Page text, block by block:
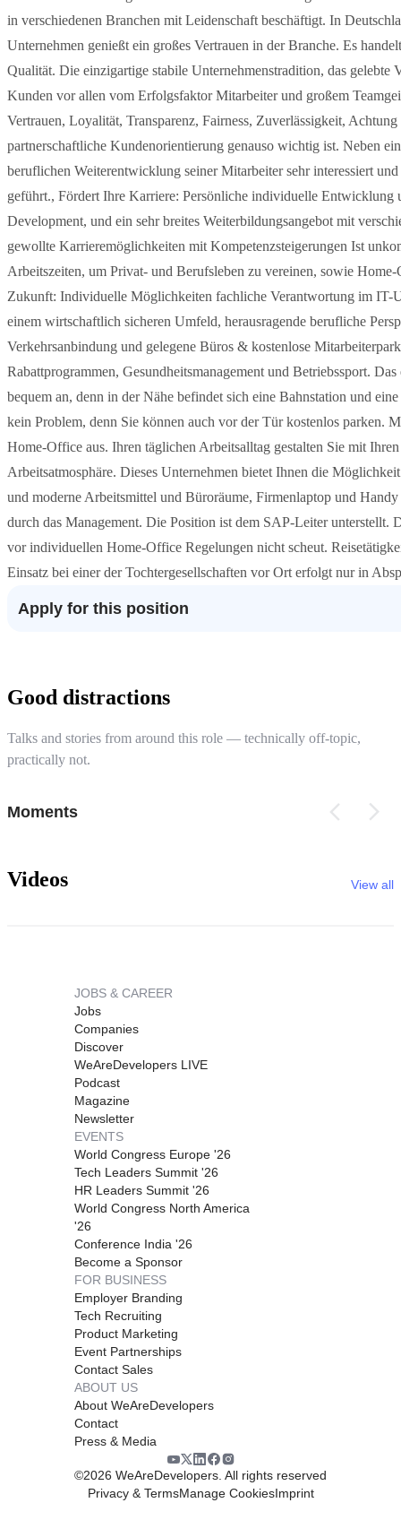
in verschiedenen Branchen mit Leidenschaft beschäftigt. In
Unternehmen genießt ein großes Vertrauen in der Branche. Es
Qualität. Die einzigartige stabile Unternehmenstradition, das
Kunden vor allen vom Erfolgsfaktor Mitarbeiter und großem
Vertrauen, Loyalität, Transparenz, Fairness, Zuverlässigkeit,
partnerschaftliche Kundenorientierung genauso wichtig ist. Neben
beruflichen Weiterentwicklung seiner Mitarbeiter sehr interessiert
geführt., Fördert Ihre Karriere: Persönliche individuelle
Development, und ein sehr breites Weiterbildungsangebot mit
gewollte Karrieremöglichkeiten mit Kompetenzsteigerungen Ist
Arbeitszeiten, um Privat- und Berufsleben zu vereinen, sowie
Zukunft: Individuelle Möglichkeiten fachliche Verantwortung im IT-
einem wirtschaftlich sicheren Umfeld, herausragende berufliche
Verkehrsanbindung und gelegene Büros & kostenlose
Rabattprogrammen, Gesundheitsmanagement und Betriebssport.
bequem an, denn in der Nähe befindet sich eine Bahnstation und
kein Problem, denn Sie können auch vor der Tür kostenlos parken.
Home-Office aus. Ihren täglichen Arbeitsalltag gestalten Sie mit
Arbeitsatmosphäre. Dieses Unternehmen bietet Ihnen die
und moderne Arbeitsmittel und Büroräume, Firmenlaptop und
durch das Management. Die Position ist dem SAP-Leiter unterstellt.
vor individuellen Home-Office Regelungen nicht scheut.
Einsatz bei einer der Tochtergesellschaften vor Ort erfolgt nur in
Apply for this position
Good distractions
Talks and stories from around this role — technically off-topic,
practically not.
Moments
Videos View all
JOBS & CAREER
Jobs
Companies
Discover
WeAreDevelopers LIVE
Podcast
Magazine
Newsletter
EVENTS
World Congress Europe '26
Tech Leaders Summit '26
HR Leaders Summit '26
World Congress North America
'26
Conference India '26
Become a Sponsor
FOR BUSINESS
Employer Branding
Tech Recruiting
Product Marketing
Event Partnerships
Contact Sales
ABOUT US
About WeAreDevelopers
Contact
Press & Media
©2026 WeAreDevelopers. All rights reserved
Privacy & TermsManage CookiesImprint